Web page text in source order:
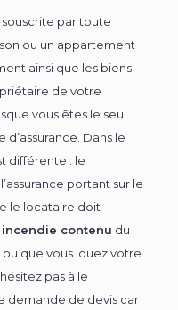
souscrite par toute
ou un appartement
ainsi que les biens
de votre
vous êtes le seul
Dans le
différente : le
portant sur le
le locataire doit
contenu du
que vous louez votre
pas à le
demande de devis car